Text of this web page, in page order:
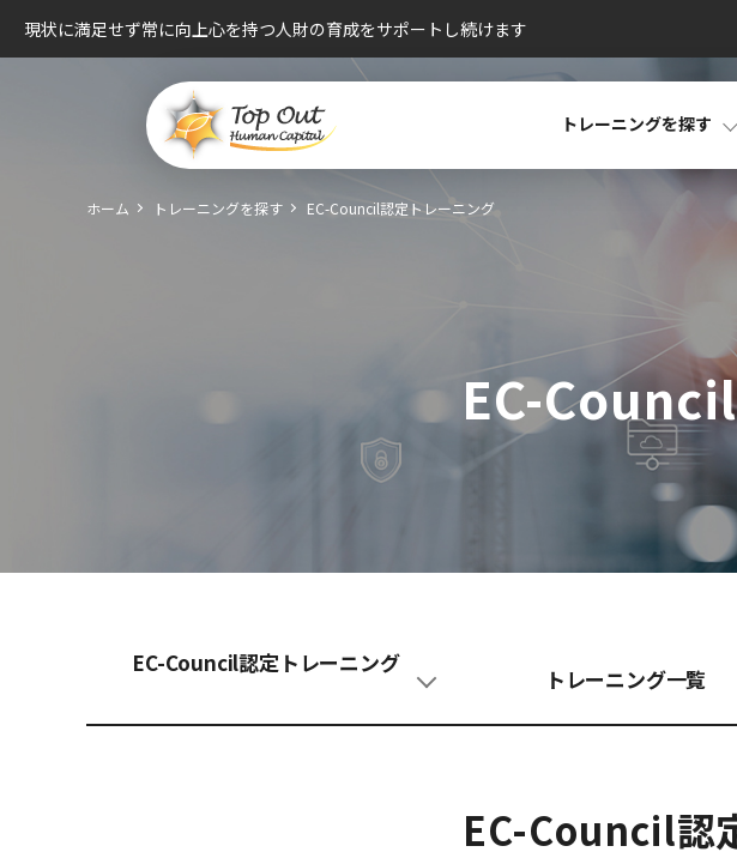
現状に満足せず常に向上心を持つ人財の育成をサポートし続けます
トレーニングを探す
ホーム トレーニングを探す EC-Council認定トレーニング
EC-
EC-Council認定トレーニング
トレーニング一覧
EC-Council認